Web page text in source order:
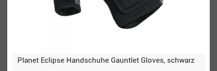
Planet Eclipse Handschuhe Gauntlet Gloves, schwarz